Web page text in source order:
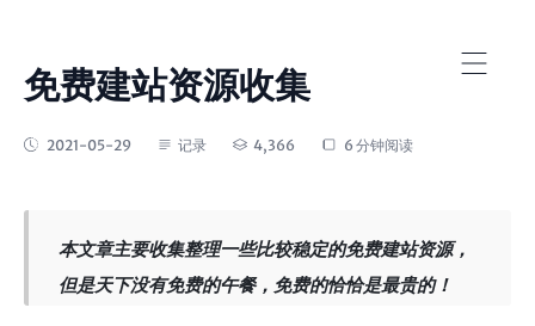
免费建站资源收集
2021-05-29 记录 4,366 6 分钟阅读
本文章主要收集整理一些比较稳定的免费建站资源，
但是天下没有免费的午餐，免费的恰恰是最贵的！